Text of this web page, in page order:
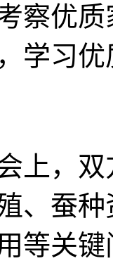
察优
学习
，双
、蚕
等关